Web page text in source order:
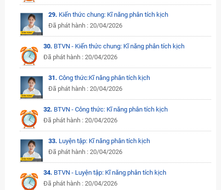
29. Kiến thức chung: Kĩ năng phân tích kịch
Đã phát hành : 20/04/2026
30. BTVN - Kiến thức chung: Kĩ năng phân tích kịch
Đã phát hành : 20/04/2026
31. Công thức:Kĩ năng phân tích kịch
Đã phát hành : 20/04/2026
32. BTVN - Công thức: Kĩ năng phân tích kịch
Đã phát hành : 20/04/2026
33. Luyện tập: Kĩ năng phân tích kịch
Đã phát hành : 20/04/2026
34. BTVN - Luyện tập: Kĩ năng phân tích kịch
Đã phát hành : 20/04/2026